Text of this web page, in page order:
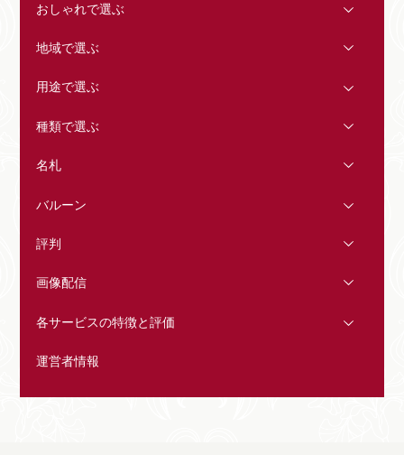
おしゃれで選ぶ
地域で選ぶ
用途で選ぶ
種類で選ぶ
名札
バルーン
評判
画像配信
各サービスの特徴と評価
運営者情報